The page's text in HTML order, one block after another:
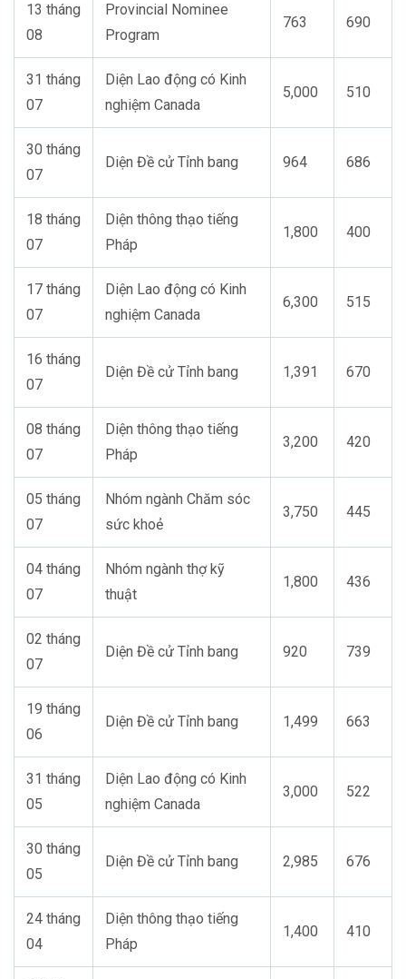
13 tháng
08
Provincial Nominee
Program
763 690
31 tháng
07
Diện Lao động có Kinh
nghiệm Canada
5,000 510
30 tháng
07
Diện Đề cử Tỉnh bang 964 686
18 tháng
07
Diện thông thạo tiếng
Pháp
1,800 400
17 tháng
07
Diện Lao động có Kinh
nghiệm Canada
6,300 515
16 tháng
07
Diện Đề cử Tỉnh bang 1,391 670
08 tháng
07
Diện thông thạo tiếng
Pháp
3,200 420
05 tháng
07
Nhóm ngành Chăm sóc
sức khoẻ
3,750 445
04 tháng
07
Nhóm ngành thợ kỹ
thuật
1,800 436
02 tháng
07
Diện Đề cử Tỉnh bang 920 739
19 tháng
06
Diện Đề cử Tỉnh bang 1,499 663
31 tháng
05
Diện Lao động có Kinh
nghiệm Canada
3,000 522
30 tháng
05
Diện Đề cử Tỉnh bang 2,985 676
24 tháng
04
Diện thông thạo tiếng
Pháp
1,400 410